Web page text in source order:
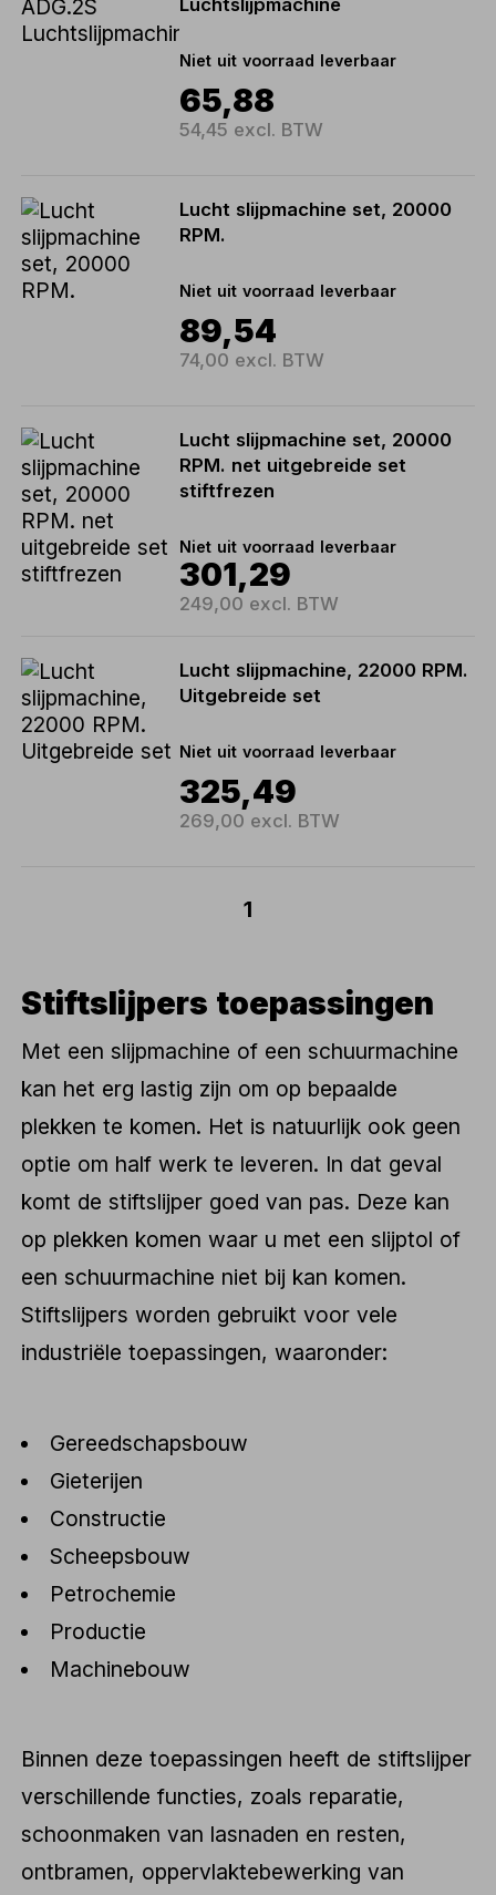
Luchtslijpmachine
Niet uit voorraad leverbaar
65,88
54,45 excl. BTW
Lucht slijpmachine set, 20000
RPM.
Niet uit voorraad leverbaar
89,54
74,00 excl. BTW
Lucht slijpmachine set, 20000
RPM. net uitgebreide set
stiftfrezen
Niet uit voorraad leverbaar
301,29
249,00 excl. BTW
Lucht slijpmachine, 22000 RPM.
Uitgebreide set
Niet uit voorraad leverbaar
325,49
269,00 excl. BTW
1
Stiftslijpers toepassingen
Met een slijpmachine of een schuurmachine
kan het erg lastig zijn om op bepaalde
plekken te komen. Het is natuurlijk ook geen
optie om half werk te leveren. In dat geval
komt de stiftslijper goed van pas. Deze kan
op plekken komen waar u met een slijptol of
een schuurmachine niet bij kan komen.
Stiftslijpers worden gebruikt voor vele
industriële toepassingen, waaronder:
Gereedschapsbouw
Gieterijen
Constructie
Scheepsbouw
Petrochemie
Productie
Machinebouw
Binnen deze toepassingen heeft de stiftslijper
verschillende functies, zoals reparatie,
schoonmaken van lasnaden en resten,
ontbramen, oppervlaktebewerking van